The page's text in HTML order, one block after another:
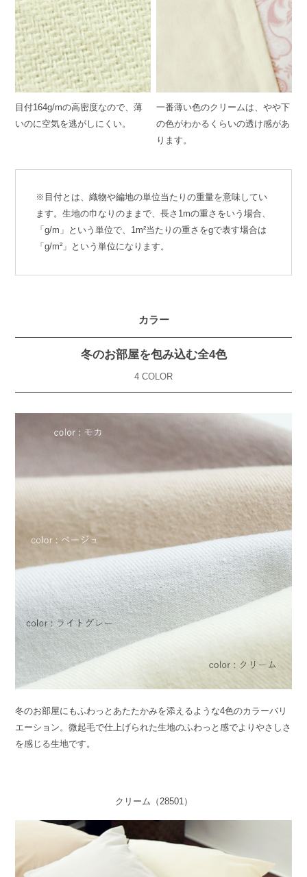
目付164g/mの高密度なので、薄
いのに空気を逃がしにくい。
一番薄い色のクリームは、やや下
の色がわかるくらいの透け感があ
ります。
※目付とは、織物や編地の単位当たりの重量を意味してい
ます。生地の巾なりのままで、長さ1mの重さをいう場合、
「g/m」という単位で、1m²当たりの重さをgで表す場合は
「g/m²」という単位になります。
カラー
冬のお部屋を包み込む全4色
4 COLOR
冬のお部屋にもふわっとあたたかみを添えるような4色のカラーバリ
エーション。微起毛で仕上げられた生地のふわっと感でよりやさしさ
を感じる生地です。
クリーム（28501）